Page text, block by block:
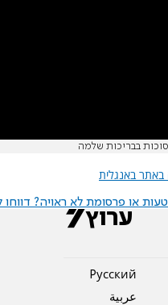
בבריכות שלמה
באנגלית
או פרסומת לא ראויה? דווחו
Pусский
عربية